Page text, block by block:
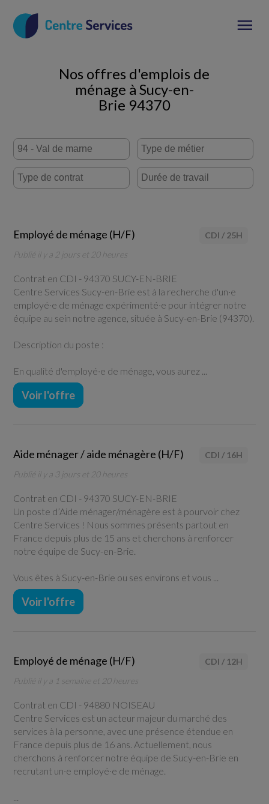
Nos offres d'emplois de
ménage à Sucy-en-
Brie 94370
Employé de ménage (H/F) CDI/ 25H
Publié il y a 2 jours et 20 heures
Contrat en CDI - 94370 SUCY-EN-BRIE
Centre Services Sucy-en-Brie est à la recherche d'un·e
employé·e de ménage expérimenté·e pour intégrer notre
équipe au sein notre agence, située à Sucy-en-Brie (94370).
Description du poste :
En qualité d'employé·e de ménage, vous aurez ...
Voir l'offre
Aide ménager / aide ménagère (H/F) CDI/ 16H
Publié il y a 3 jours et 20 heures
Contrat en CDI - 94370 SUCY-EN-BRIE
Un poste d’Aide ménager/ménagère est à pourvoir chez
Centre Services ! Nous sommes présents partout en
France depuis plus de 15 ans et cherchons à renforcer
notre équipe de Sucy-en-Brie.
Vous êtes à Sucy-en-Brie ou ses environs et vous ...
Voir l'offre
Employé de ménage (H/F) CDI/ 12H
Publié il y a 1 semaine et 20 heures
Contrat en CDI - 94880 NOISEAU
Centre Services est un acteur majeur du marché des
services à la personne, avec une présence étendue en
France depuis plus de 16 ans. Actuellement, nous
cherchons à renforcer notre équipe de Sucy-en-Brie en
recrutant un·e employé·e de ménage.
...